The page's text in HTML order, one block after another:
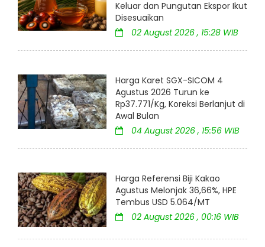
Keluar dan Pungutan Ekspor Ikut
Disesuaikan
02 August 2026 , 15:28 WIB
Harga Karet SGX-SICOM 4
Agustus 2026 Turun ke
Rp37.771/Kg, Koreksi Berlanjut di
Awal Bulan
04 August 2026 , 15:56 WIB
Harga Referensi Biji Kakao
Agustus Melonjak 36,66%, HPE
Tembus USD 5.064/MT
02 August 2026 , 00:16 WIB